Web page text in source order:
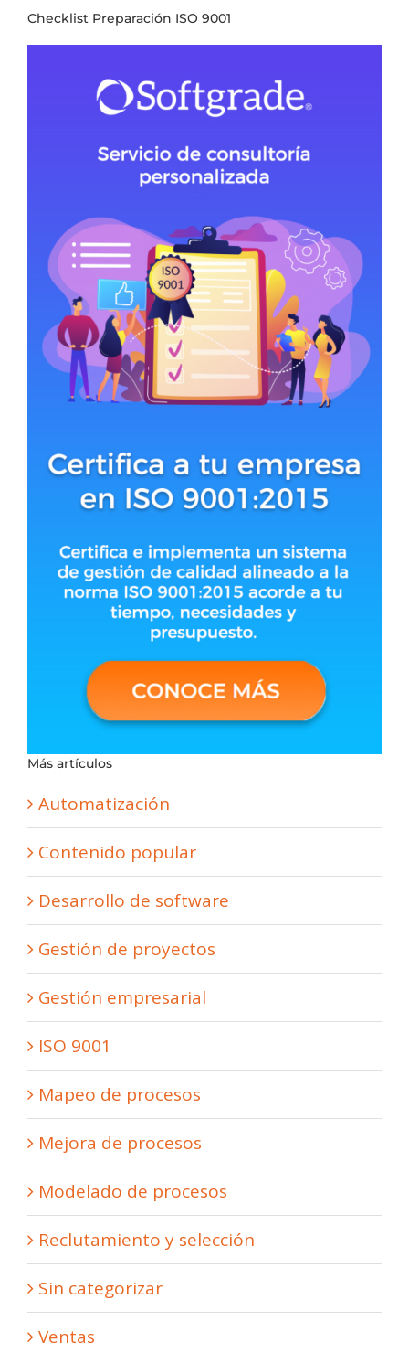
Checklist Preparación ISO 9001
Más artículos
Automatización
Contenido popular
Desarrollo de software
Gestión de proyectos
Gestión empresarial
ISO 9001
Mapeo de procesos
Mejora de procesos
Modelado de procesos
Reclutamiento y selección
Sin categorizar
Ventas